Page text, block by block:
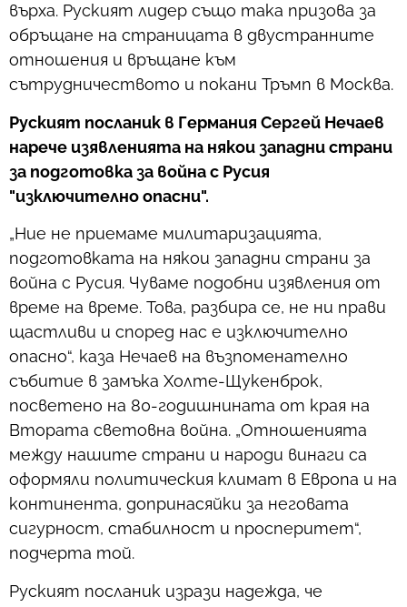
върха. Руският лидер също така призова за
обръщане на страницата в двустранните
отношения и връщане към
сътрудничеството и покани Тръмп в Москва.
Руският посланик в Германия Сергей Нечаев
нарече изявленията на някои западни страни
за подготовка за война с Русия
"изключително опасни".
„Ние не приемаме милитаризацията,
подготовката на някои западни страни за
война с Русия. Чуваме подобни изявления от
време на време. Това, разбира се, не ни прави
щастливи и според нас е изключително
опасно“, каза Нечаев на възпоменателно
събитие в замъка Холте-Щукенброк,
посветено на 80-годишнината от края на
Втората световна война. „Отношенията
между нашите страни и народи винаги са
оформяли политическия климат в Европа и на
континента, допринасяйки за неговата
сигурност, стабилност и просперитет“,
подчерта той.
Руският посланик изрази надежда, че